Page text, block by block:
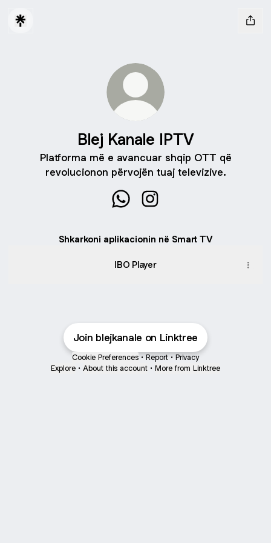
Blej Kanale IPTV
Platforma më e avancuar shqip OTT që
revolucionon përvojën tuaj televizive.
Shkarkoni aplikacionin në Smart TV
IBO Player
Join blejkanale on Linktree
Cookie Preferences • Report • Privacy
Explore • About this account • More from Linktree